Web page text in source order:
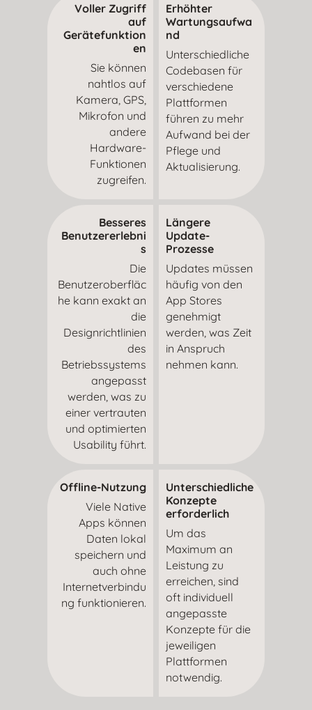
Voller Zugriff
auf
Gerätefunktion
en
Sie können
nahtlos auf
Kamera, GPS,
Mikrofon und
andere
Hardware-
Funktionen
zugreifen.
Erhöhter
Wartungsaufwa
nd
Unterschiedliche
Codebasen für
verschiedene
Plattformen
führen zu mehr
Aufwand bei der
Pflege und
Aktualisierung.
Besseres
Benutzererlebni
s
Die
Benutzeroberfläc
he kann exakt an
die
Designrichtlinien
des
Betriebssystems
angepasst
werden, was zu
einer vertrauten
und optimierten
Usability führt.
Längere
Update-
Prozesse
Updates müssen
häufig von den
App Stores
genehmigt
werden, was Zeit
in Anspruch
nehmen kann.
Offline-Nutzung
Viele Native
Apps können
Daten lokal
speichern und
auch ohne
Internetverbindu
ng funktionieren.
Unterschiedliche
Konzepte
erforderlich
Um das
Maximum an
Leistung zu
erreichen, sind
oft individuell
angepasste
Konzepte für die
jeweiligen
Plattformen
notwendig.